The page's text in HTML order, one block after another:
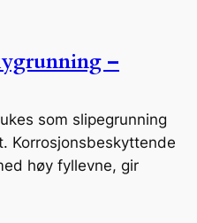
–
som slipegrunning
Korrosjonsbeskyttende
høy fyllevne, gir